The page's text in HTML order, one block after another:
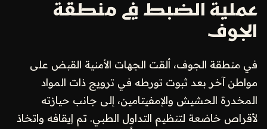
عملية الضبط في منطقة
الجوف
في منطقة الجوف، ألقت الجهات الأمنية القبض على
مواطن آخر بعد ثبوت تورطه في ترويج ذات المواد
المخدرة الحشيش والإمفيتامين، إلى جانب حيازته
لأقراص خاضعة لتنظيم التداول الطبي. تم إيقافه واتخاذ